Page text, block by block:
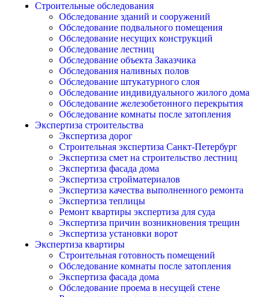
Строительные обследования
Обследование зданий и сооружений
Обследование подвального помещения
Обследование несущих конструкций
Обследование лестниц
Обследование объекта Заказчика
Обследования наливных полов
Обследование штукатурного слоя
Обследование индивидуального жилого дома
Обследование железобетонного перекрытия
Обследование комнаты после затопления
Экспертиза строительства
Экспертиза дорог
Строительная экспертиза Санкт-Петербург
Экспертиза смет на строительство лестниц
Экспертиза фасада дома
Экспертиза стройматериалов
Экспертиза качества выполненного ремонта
Экспертиза теплицы
Ремонт квартиры экспертиза для суда
Экспертиза причин возникновения трещин
Экспертиза установки ворот
Экспертиза квартиры
Строительная готовность помещений
Обследование комнаты после затопления
Экспертиза фасада дома
Обследование проема в несущей стене